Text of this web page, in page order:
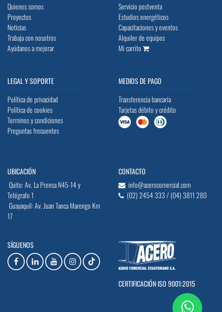
Quienes somos
Proyectos
Noticias
Trabaja con nosotros
Ayúdanos a mejorar
Servicio postventa
Estudios energéticos
Capacitaciones y eventos
Alquiler de equipos
Mi carrito
LEGAL Y SOPORTE
Política de privacidad
Política de cookies
Terminos y condiciones
Preguntas frecuentes
MEDIOS DE PAGO
Transferencia bancaria
Tarjetas débito y crédito
UBICACIÓN
Quito: Av. La Prensa N45-14 y
Telégrafo 1
Guayaquil: Av. Juan Tanca Marengo Km
17
CONTACTO
info@acerocomercial.com
(02) 2454 333 / (04) 3811 280
SÍGUENOS
CERTIFICACIÓN ISO 9001:2015